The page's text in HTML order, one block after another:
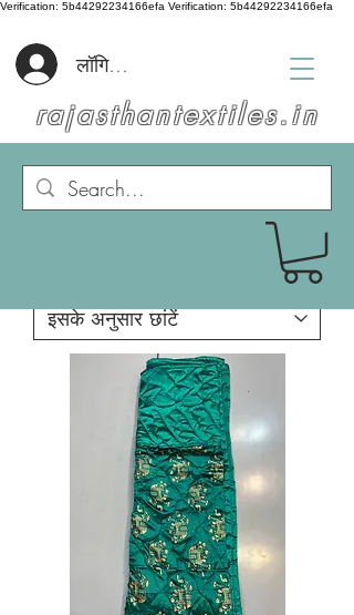
Verification: 5b44292234166efa Verification: 5b44292234166efa
rajasthantextiles.in
लॉगिन करें